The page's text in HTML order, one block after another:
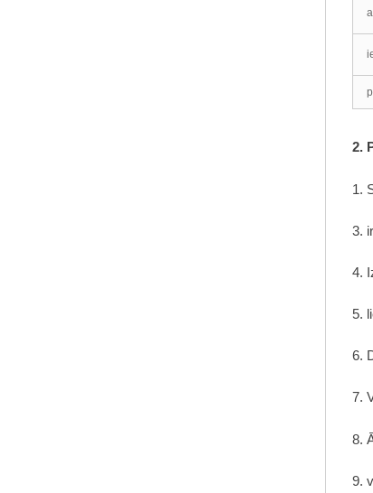
2.
1.
3.
4.
5.
6.
7.
8.
9.